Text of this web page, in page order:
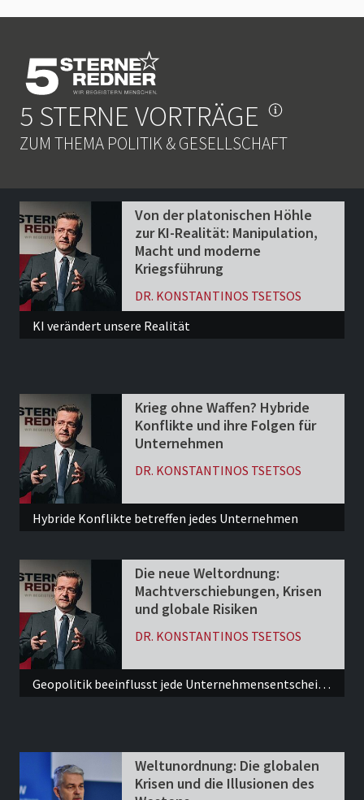
5 STERNE VORTRÄGE
ZUM THEMA POLITIK & GESELLSCHAFT